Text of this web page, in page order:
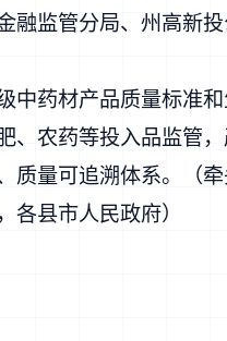
监管分局、州高新投
中药材产品质量标准
农药等投入品监管
质量可追溯体系。（
县市人民政府）